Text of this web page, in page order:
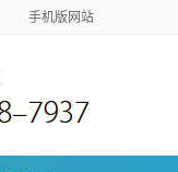
手机版网站